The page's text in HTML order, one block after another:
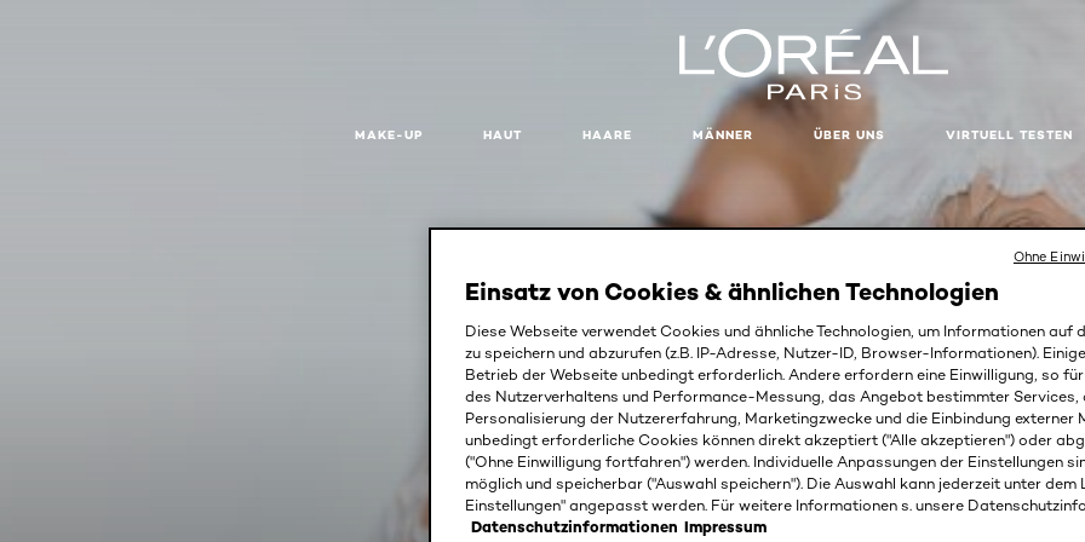
MAKE-UP HAUT HAARE MÄNNER ÜBER UNS VIRTUELL TESTEN
HYALURON EXPERTE
Einsatz von Cookies & ähnlichen Technologien
Diese Webseite verwendet Cookies und ähnliche Technologien, um Informationen auf
zu speichern und abzurufen (z.B. IP-Adresse, Nutzer-ID, Browser-Informationen).
Betrieb der Webseite unbedingt erforderlich. Andere erfordern eine Einwilligung, so
des Nutzerverhaltens und Performance-Messung, das Angebot bestimmter Services,
Personalisierung der Nutzererfahrung, Marketingzwecke und die Einbindung externer
unbedingt erforderliche Cookies können direkt akzeptiert ("Alle akzeptieren") oder
("Ohne Einwilligung fortfahren") werden. Individuelle Anpassungen der Einstellungen
möglich und speicherbar ("Auswahl speichern"). Die Auswahl kann jederzeit unter dem
Einstellungen" angepasst werden. Für weitere Informationen s. unsere
Datenschutzinformationen Impressum
Ohne